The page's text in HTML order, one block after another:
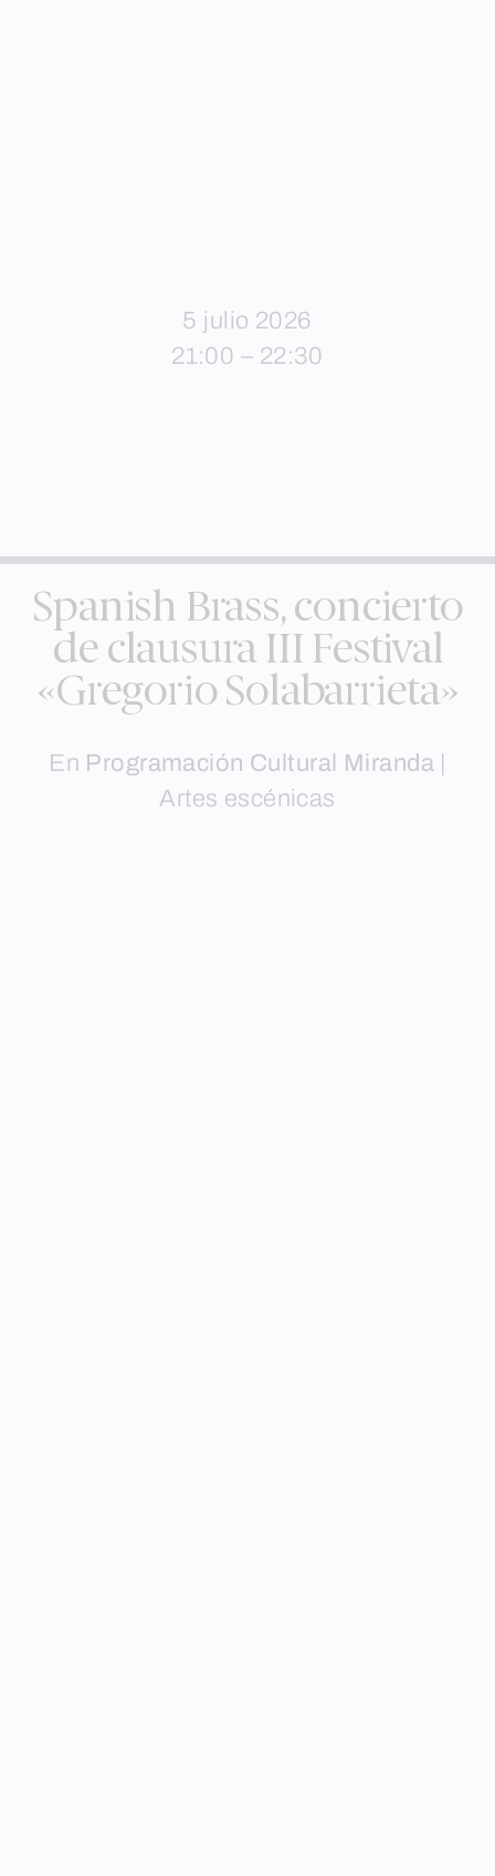
5 julio 2026
21:00 – 22:30
Spanish Brass, concierto
de clausura III Festival
«Gregorio Solabarrieta»
En Programación Cultural Miranda|
Artes escénicas